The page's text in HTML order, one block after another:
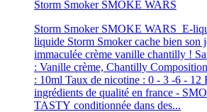
Storm Smoker SMOKE WARS
Storm Smoker SMOKE WARS E-
liquide Storm Smoker cache bien son
immaculée crème vanille chantilly !
: Vanille crème, Chantilly
: 10ml Taux de nicotine : 0 - 3 -6 - 12
ingrédients de qualité en france -
TASTY conditionnée dans des...